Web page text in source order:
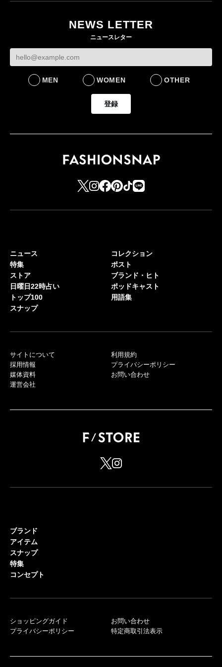
NEWS LETTER
ニュースレター
MEN WOMEN OTHER
登録
ニュース
特集
ストア
日曜日22時占い
トップ100
スナップ
コレクション
ポスト
ブランド・ヒト
ポッドキャスト
用語集
サイトについて
採用情報
媒体資料
運営会社
利用規約
プライバシーポリシー
お問い合わせ
ブランド
アイテム
スナップ
特集
コンセプト
ショッピングガイド
プライバシーポリシー
お問い合わせ
特定商取引法表示